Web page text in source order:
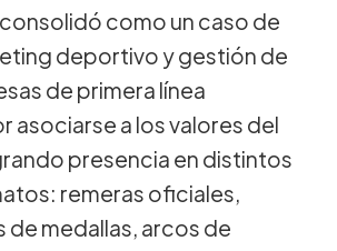
como un caso de
deportivo y gestión de
de primera línea
asociarse a los valores del
presencia en distintos
remeras oficiales,
de medallas, arcos de